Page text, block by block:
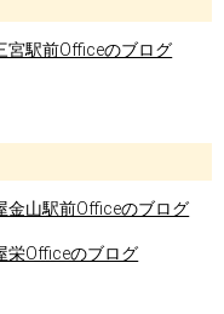
宮駅前Officeのブログ
金山駅前Officeのブログ
栄Officeのブログ